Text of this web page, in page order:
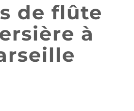
Nos cours
traversière
de flûte
à